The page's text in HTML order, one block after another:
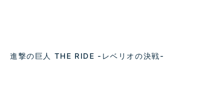
進撃の巨人 THE RIDE -レベリオの決戦-